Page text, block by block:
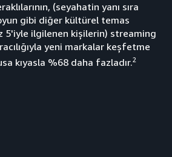
(seyahatin yanı sıra
gibi diğer kültürel temas
5'iyle ilgilenen kişilerin) streaming
yeni markalar keşfetme
kıyasla %68 daha fazladır.2